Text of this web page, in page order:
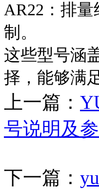
AR22：排量
制。
这些型号涵
择，能够满
上一篇：
号说明及
下一篇：